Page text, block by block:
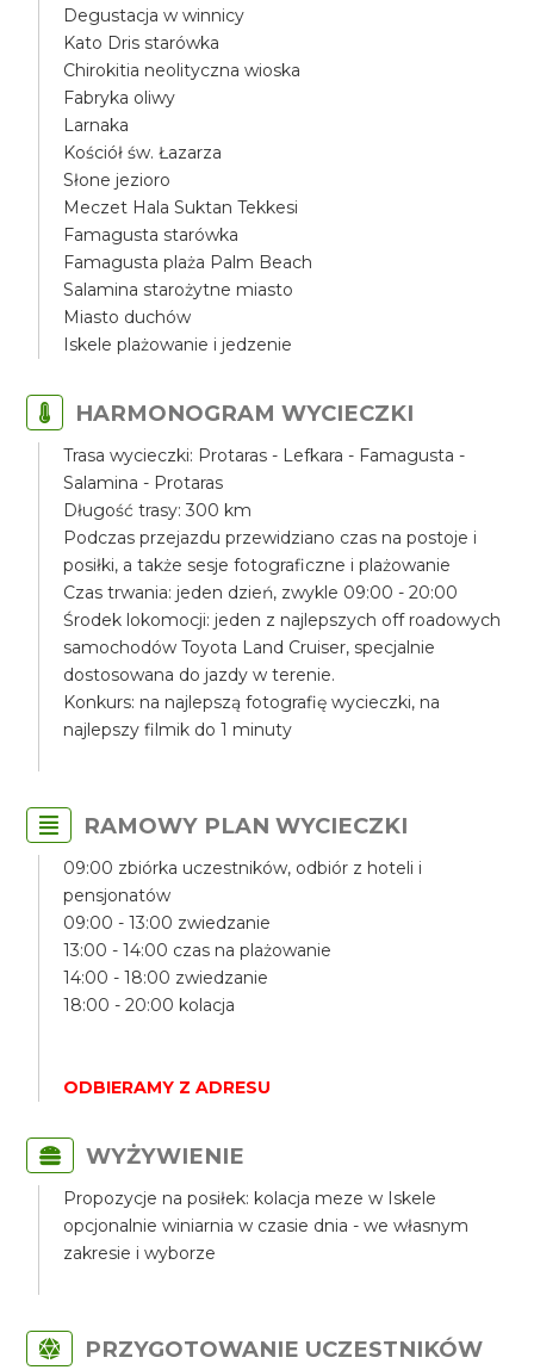
Degustacja w winnicy
Kato Dris starówka
Chirokitia neolityczna wioska
Fabryka oliwy
Larnaka
Kościół św. Łazarza
Słone jezioro
Meczet Hala Suktan Tekkesi
Famagusta starówka
Famagusta plaża Palm Beach
Salamina starożytne miasto
Miasto duchów
Iskele plażowanie i jedzenie
HARMONOGRAM WYCIECZKI
Trasa wycieczki: Protaras - Lefkara - Famagusta -
Salamina - Protaras
Długość trasy: 300 km
Podczas przejazdu przewidziano czas na postoje i
posiłki, a także sesje fotograficzne i plażowanie
Czas trwania: jeden dzień, zwykle 09:00 - 20:00
Środek lokomocji: jeden z najlepszych off roadowych
samochodów Toyota Land Cruiser, specjalnie
dostosowana do jazdy w terenie.
Konkurs: na najlepszą fotografię wycieczki, na
najlepszy filmik do 1 minuty
RAMOWY PLAN WYCIECZKI
09:00 zbiórka uczestników, odbiór z hoteli i
pensjonatów
09:00 - 13:00 zwiedzanie
13:00 - 14:00 czas na plażowanie
14:00 - 18:00 zwiedzanie
18:00 - 20:00 kolacja
ODBIERAMY Z ADRESU
WYŻYWIENIE
Propozycje na posiłek: kolacja meze w Iskele
opcjonalnie winiarnia w czasie dnia - we własnym
zakresie i wyborze
PRZYGOTOWANIE UCZESTNIKÓW